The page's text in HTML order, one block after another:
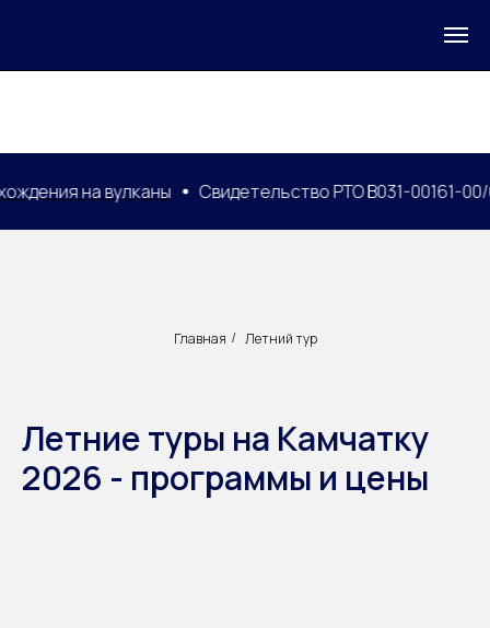
Свидетельство РТО В031-00161-00/04552496
Главная / Летний тур
Летние туры на Камчатку
2026 - программы и цены